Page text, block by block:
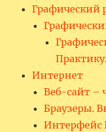
Графический
Интернет
Веб-сайт –
Браузеры.
Интерфейс